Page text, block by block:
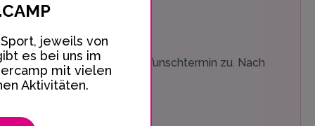
jeweils von
es bei uns im
mit vielen
Aktivitäten.
4 Tage vor Deinem Wunschtermin zu. Nach